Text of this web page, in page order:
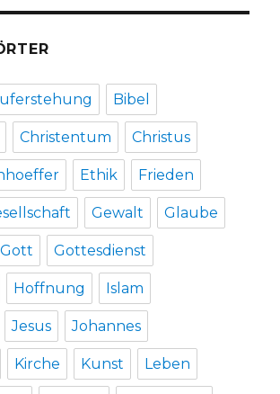
Bibel
Christentum Christus
Ethik Frieden
Gewalt Glaube
Gott Gottesdienst
Hoffnung Islam
Jesus Johannes
Kirche Kunst Leben